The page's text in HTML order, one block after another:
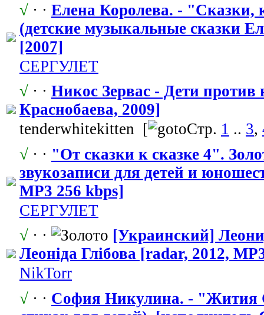
√ · · Елена Королева. - "Сказки,
(детские музыкальные сказки
[2007]
СЕРГУЛЕТ
√ · · Никос Зервас - Дети
Краснобаева, ​ 2009]
tenderwhitek​itten [ Стр. 1 .. 3,
√ · · "От сказки к сказке 4".
звукозаписи для детей и
MP3 256 kbps]
СЕРГУЛЕТ
√ · ·
[Украинский]
Леонiда Глiбова [radar, 2012,
NikTorr
√ · · София Никулина. - "Жития